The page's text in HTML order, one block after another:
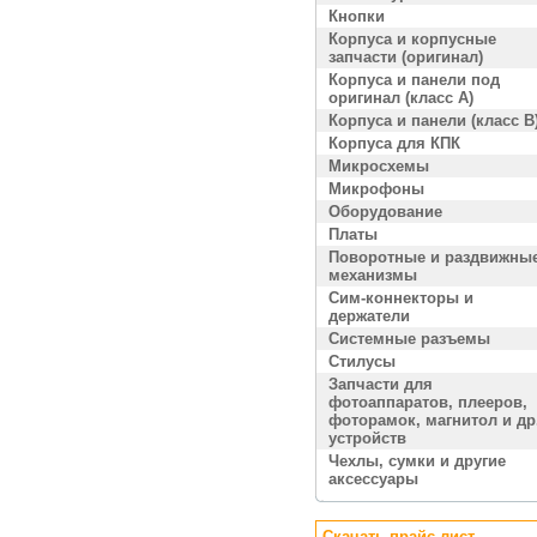
Кнопки
Корпуса и корпусные
запчасти (оригинал)
Корпуса и панели под
оригинал (класс A)
Корпуса и панели (класс
Корпуса для КПК
Микросхемы
Микрофоны
Оборудование
Платы
Поворотные и
механизмы
Сим-коннекторы и
держатели
Системные разъемы
Стилусы
Запчасти для
фотоаппаратов, плееров,
фоторамок, магнитол и
устройств
Чехлы, сумки и другие
аксессуары